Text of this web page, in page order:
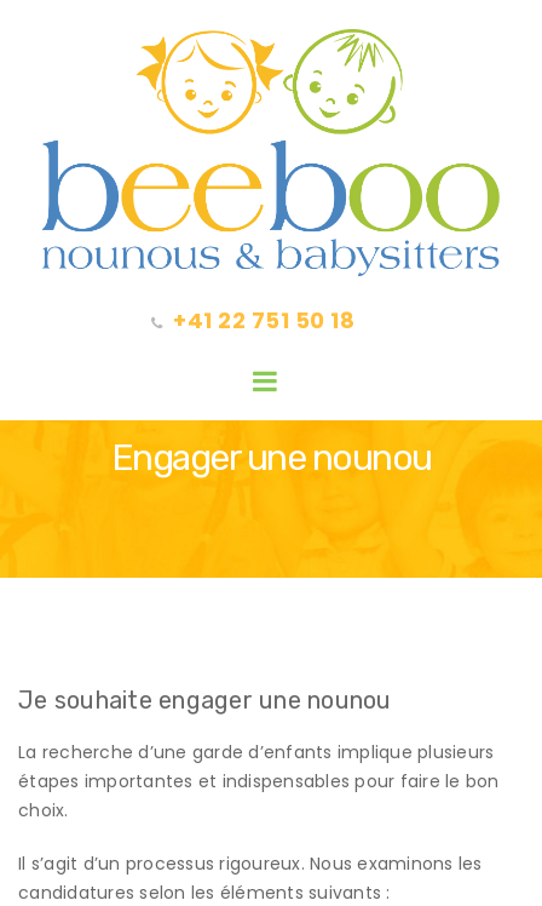
+41 22 751 50 18
Engager une nounou
Je souhaite engager une nounou
La recherche d’une garde d’enfants implique plusieurs
étapes importantes et indispensables pour faire le bon
choix.
Il s’agit d’un processus rigoureux. Nous examinons les
candidatures selon les éléments suivants :